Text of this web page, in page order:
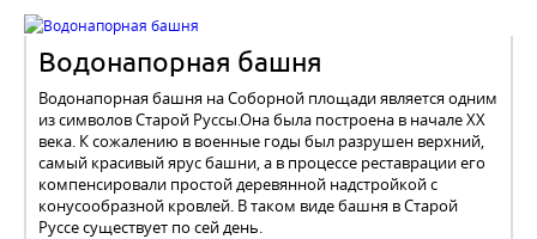
Водонапорная башня
Водонапорная башня на Соборной площади является одним
из символов Старой Руссы.Она была построена в начале XX
века. К сожалению в военные годы был разрушен верхний,
самый красивый ярус башни, а в процессе реставрации его
компенсировали простой деревянной надстройкой с
конусообразной кровлей. В таком виде башня в Старой
Руссе существует по сей день.